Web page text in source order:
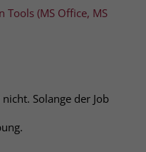
Tools (MS Office, MS
Solange der Job
ist vollständig auf